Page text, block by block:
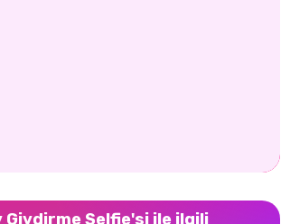
Giydirme Selfie'si ile ilgili